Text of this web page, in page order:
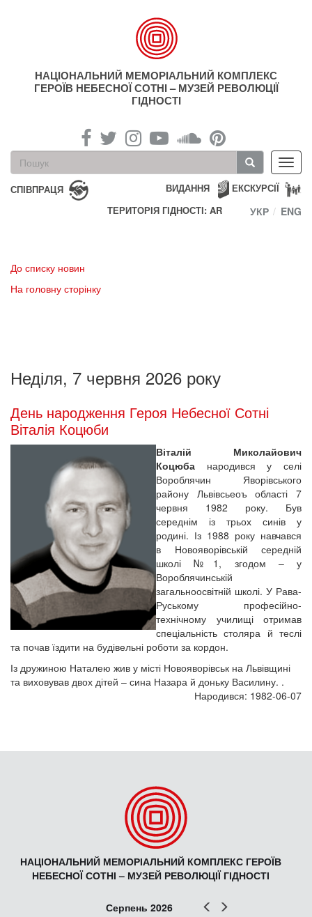
НАЦІОНАЛЬНИЙ МЕМОРІАЛЬНИЙ КОМПЛЕКС
ГЕРОЇВ НЕБЕСНОЇ СОТНІ – МУЗЕЙ РЕВОЛЮЦІЇ
ГІДНОСТІ
Пошукова
форма
Пошук
СПІВПРАЦЯ ЕКСКУРСІЇ
ВИДАННЯ
ТЕРИТОРІЯ ГІДНОСТІ: AR
УКР ENG
До списку новин
На головну сторінку
Неділя, 7 червня 2026 року
День народження Героя Небесної Сотні
Віталія Коцюби
Віталій Миколайович
Коцюба народився у селі
Вороблячин Яворівського
району Львівсьеоъ області 7
червня 1982 року. Був
середнім із трьох синів у
родині. Із 1988 року навчався
в Новояворівській середній
школі №1, згодом – у
Вороблячинській
загальноосвітній школі. У Рава-
Руському професійно-
технічному училищі отримав
спеціальність столяра й теслі
та почав їздити на будівельні роботи за кордон.
Із дружиною Наталею жив у місті Новояворівськ на Львівщині
та виховував двох дітей – сина Назара й доньку Василину. .
Народився: 1982-06-07
НАЦІОНАЛЬНИЙ МЕМОРІАЛЬНИЙ КОМПЛЕКС ГЕРОЇВ
НЕБЕСНОЇ СОТНІ – МУЗЕЙ РЕВОЛЮЦІЇ ГІДНОСТІ
Попер
Серпень 2026